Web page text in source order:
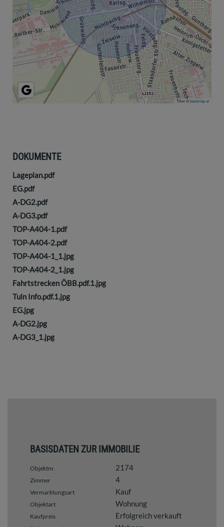
Tiles ©basemap.at
DOKUMENTE
Lageplan.pdf
EG.pdf
A-DG2.pdf
A-DG3.pdf
TOP-A404-1.pdf
TOP-A404-2.pdf
TOP-A404-1_1.jpg
TOP-A404-2_1.jpg
Fahrtstrecken ÖBB.pdf.1.jpg
Tuln Info.pdf.1.jpg
EG.jpg
A-DG2.jpg
A-DG3_1.jpg
BASISDATEN ZUR IMMOBILIE
Objektnr. 2174
Zimmer 4
Vermarktungsart Kauf
Objektart Wohnung
Kaufpreis Erfolgreich verkauft